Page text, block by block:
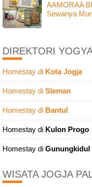
AAMORAA
Sewanya
DIREKTORI
Homestay di Kota Jogja
Homestay di Sleman
Homestay di Bantul
Homestay di Kulon Progo
Homestay di Gunungkidul
WISATA JOGJA